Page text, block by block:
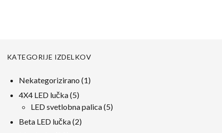
KATEGORIJE IZDELKOV
Nekategorizirano 11
4X4 LED lučka 55
izdelki
LED svetlobna palica 55
Beta LED lučka 22